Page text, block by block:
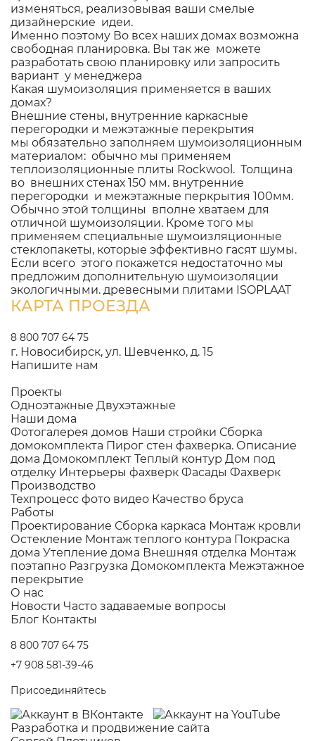
изменяться, реализовывая ваши смелые
дизайнерские идеи.
Именно поэтому Во всех наших домах возможна
свободная планировка. Вы так же можете
разработать свою планировку или запросить
вариант у менеджера
Какая шумоизоляция применяется в ваших
домах?
Внешние стены, внутренние каркасные
перегородки и межэтажные перекрытия
мы обязательно заполняем шумоизоляционным
материалом: обычно мы применяем
теплоизоляционные плиты Rockwool. Толщина
во внешних стенах 150 мм. внутренние
перегородки и межэтажные перкрытия 100мм.
Обычно этой толщины вполне хватаем для
отличной шумоизоляции. Кроме того мы
применяем специальные шумоизляционные
стеклопакеты, которые эффективно гасят шумы.
Если всего этого покажется недостаточно мы
предложим дополнительную шумоизоляции
экологичными. древесными плитами ISOPLAAT
КАРТА ПРОЕЗДА
8 800 707 64 75
г. Новосибирск, ул. Шевченко, д. 15
Напишите нам
Проекты
Одноэтажные Двухэтажные
Наши дома
Фотогалерея домов Наши стройки Сборка
домокомплекта Пирог стен фахверка. Описание
дома Домокомплект Теплый контур Дом под
отделку Интерьеры фахверк Фасады Фахверк
Производство
Техпроцесс фото видео Качество бруса
Работы
Проектирование Сборка каркаса Монтаж кровли
Остекление Монтаж теплого контура Покраска
дома Утепление дома Внешняя отделка Монтаж
поэтапно Разгрузка Домокомплекта Межэтажное
перекрытие
О нас
Новости Часто задаваемые вопросы
Блог Контакты
8 800 707 64 75
+7 908 581-39-46
Присоединяйтесь
Разработка и продвижение сайта